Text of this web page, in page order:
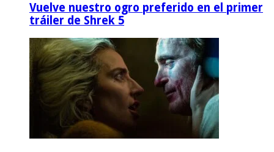
Vuelve nuestro ogro preferido en el primer
tráiler de Shrek 5